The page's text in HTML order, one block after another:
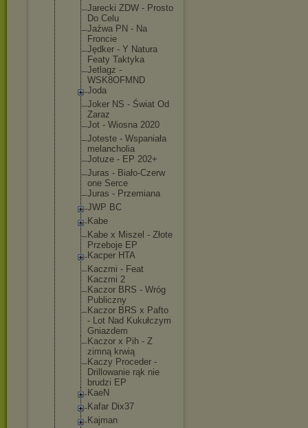
Jarecki ZDW - Prosto
Do Celu
Jaźwa PN - Na
Froncie
Jędker - Y Natura
Featy Taktyka
Jetlagz -
WSK8OFMND
Joda
Joker NS - Świat Od
Zaraz
Jot - Wiosna 2020
Joteste - Wspaniała
melancholia
Jotuze - EP 202+
Juras - Biało-Czerw
one Serce
Juras - Przemiana
JWP BC
Kabe
Kabe x Miszel - Złote
Przeboje EP
Kacper HTA
Kaczmi - Feat
Kaczmi 2
Kaczor BRS - Wróg
Publiczny
Kaczor BRS x Pafto
- Lot Nad Kukułczym
Gniazdem
Kaczor x Pih - Z
zimną krwią
Kaczy Proceder -
Drillowanie rąk nie
brudzi EP
KaeN
Kafar Dix37
Kajman